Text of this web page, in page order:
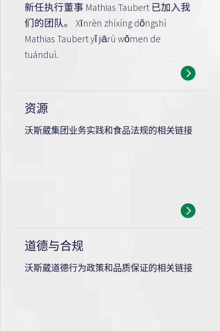
新任执行董事 Mathias Taubert 已加入我
们的团队。 Xīnrèn zhíxíng dǒngshì
Mathias Taubert yǐ jiārù wǒmen de
tuánduì.
资源
沃斯葳集团业务实践和食品法规的相关链接
道德与合规
沃斯葳道德行为政策和品质保证的相关链接